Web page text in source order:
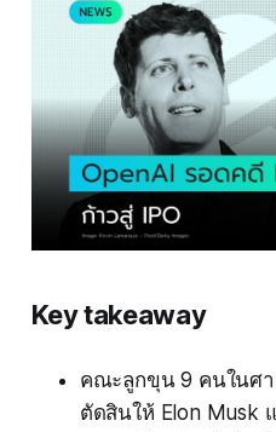
Key takeaway
คณะลูกขุน 9 คนในศา
ตัดสินให้ Elon Musk